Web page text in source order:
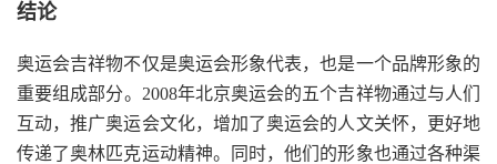
结论
奥运会吉祥物不仅是奥运会形象代表，也是一个品牌形象的
重要组成部分。2008年北京奥运会的五个吉祥物通过与人们
互动，推广奥运会文化，增加了奥运会的人文关怀，更好地
传递了奥林匹克运动精神。同时，他们的形象也通过各种渠